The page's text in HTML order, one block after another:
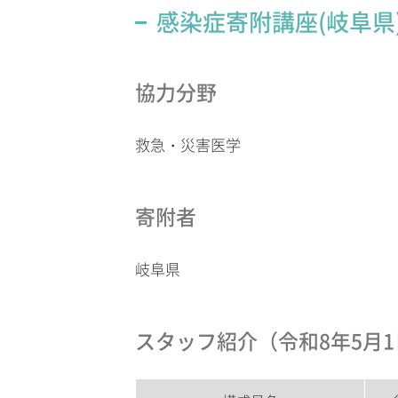
感染症寄附講座(岐阜
協力分野
救急・災害医学
寄附者
岐阜県
スタッフ紹介（令和8年5月